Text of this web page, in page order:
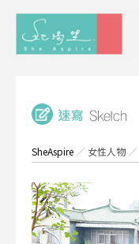
SheAspire ／ 女性人物／